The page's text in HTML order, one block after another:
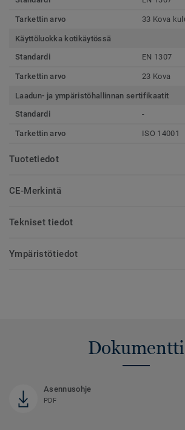
Tarkettin arvo 33 Kova
Käyttöluokka kotikäytössä
Standardi
EN 1307
Tarkettin arvo 23 Kova
Laadun- ja ympäristöhallinnan sertifikaatit
Standardi
-
Tarkettin arvo ISO 14001
Tuotetiedot
CE-Merkintä
Tekniset tiedot
Ympäristötiedot
Dokumentti
Asennusohje
PDF